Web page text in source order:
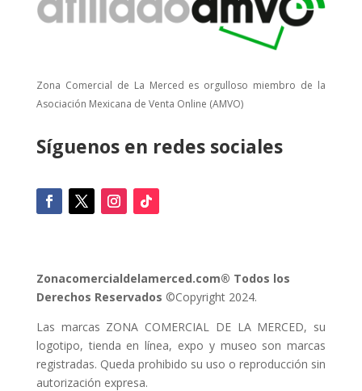
Zona Comercial de La Merced es orgulloso miembro de la
Asociación Mexicana de Venta Online (AMVO)
Síguenos en redes sociales
Zonacomercialdelamerced.com® Todos los
Derechos Reservados ©Copyright 2024.
Las marcas ZONA COMERCIAL DE LA MERCED, su
logotipo, tienda en línea, expo y museo son marcas
registradas. Queda prohibido su uso o reproducción sin
autorización expresa.